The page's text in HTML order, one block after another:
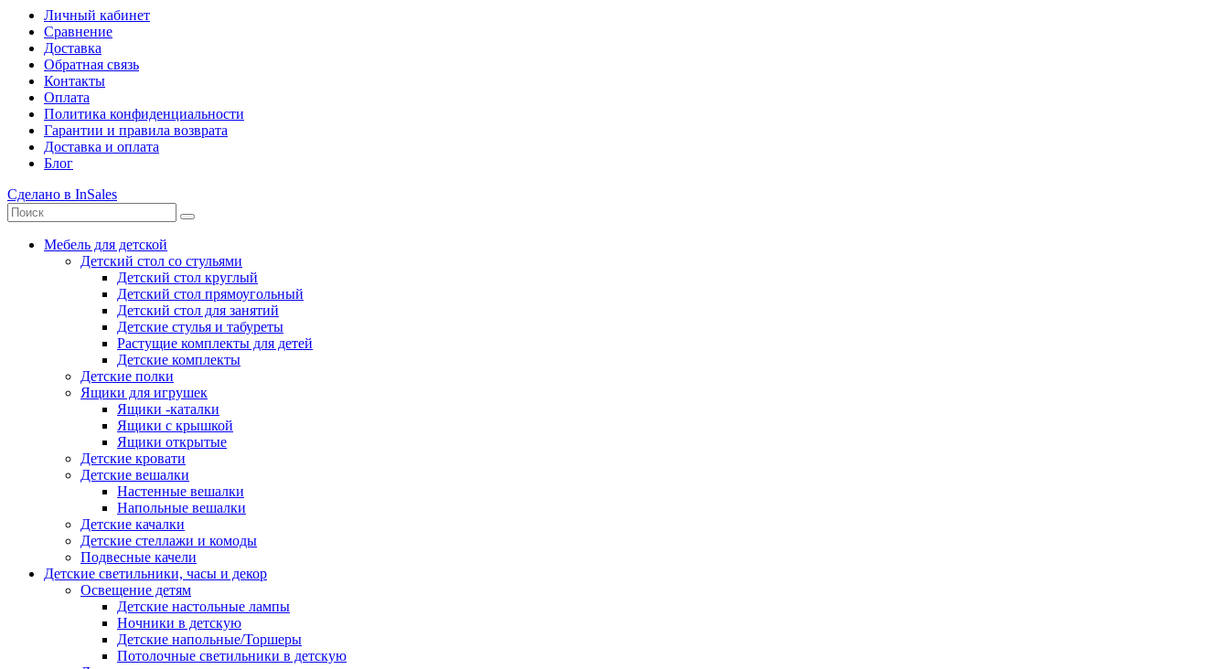
Личный кабинет
Сравнение
Доставка
Обратная связь
Контакты
Оплата
Политика конфиденциальности
Гарантии и правила возврата
Доставка и оплата
Блог
Сделано в InSales
Мебель для детской
Детский стол со стульями
Детский стол круглый
Детский стол прямоугольный
Детский стол для занятий
Детские стулья и табуреты
Растущие комплекты для детей
Детские комплекты
Детские полки
Ящики для игрушек
Ящики -каталки
Ящики с крышкой
Ящики открытые
Детские кровати
Детские вешалки
Настенные вешалки
Напольные вешалки
Детские качалки
Детские стеллажи и комоды
Подвесные качели
Детские светильники, часы и декор
Освещение детям
Детские настольные лампы
Ночники в детскую
Детские напольные/Торшеры
Потолочные светильники в детскую